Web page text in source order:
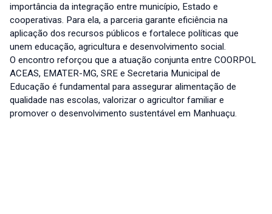
importância da integração entre município, Estado e
cooperativas. Para ela, a parceria garante eficiência na
aplicação dos recursos públicos e fortalece políticas que
unem educação, agricultura e desenvolvimento social.
O encontro reforçou que a atuação conjunta entre COORPOL
ACEAS, EMATER-MG, SRE e Secretaria Municipal de
Educação é fundamental para assegurar alimentação de
qualidade nas escolas, valorizar o agricultor familiar e
promover o desenvolvimento sustentável em Manhuaçu.